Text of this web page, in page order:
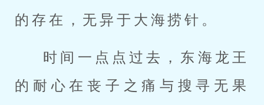
的存在，无异于大海捞针。
时间一点点过去，东海龙王
的耐心在丧子之痛与搜寻无果